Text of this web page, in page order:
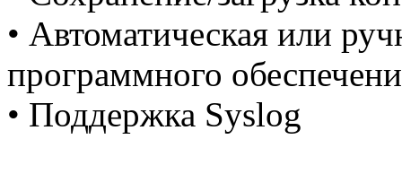
• Автоматическая или
программного
• Поддержка Syslog